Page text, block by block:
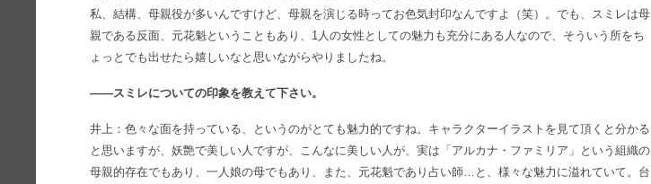
私、結構、母親役が多いんですけど、母親を演じる時ってお色気封印なんですよ（笑）。でも、スミレは母
親である反面、元花魁ということもあり、1人の女性としての魅力も充分にある人なので、そういう所をち
ょっとでも出せたら嬉しいなと思いながらやりましたね。
――スミレについての印象を教えて下さい。
井上：色々な面を持っている、というのがとても魅力的ですね。キャラクターイラストを見て頂くと分かる
と思いますが、妖艶で美しい人ですが、こんなに美しい人が、実は「アルカナ・ファミリア」という組織の
母親的存在でもあり、一人娘の母でもあり、また、元花魁であり占い師…と、様々な魅力に溢れていて。台